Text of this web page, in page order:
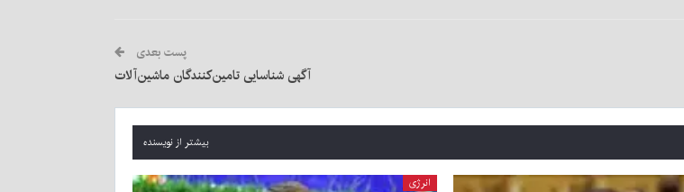
پست بعدی
آگهی شناسایی تامین‌کنندگان ماشین‌آلات
بیشتر از نویسنده
انرژی